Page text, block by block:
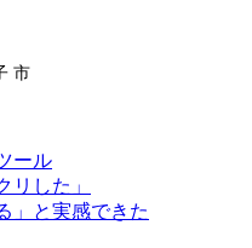
市
ール
リした」
」と実感できた